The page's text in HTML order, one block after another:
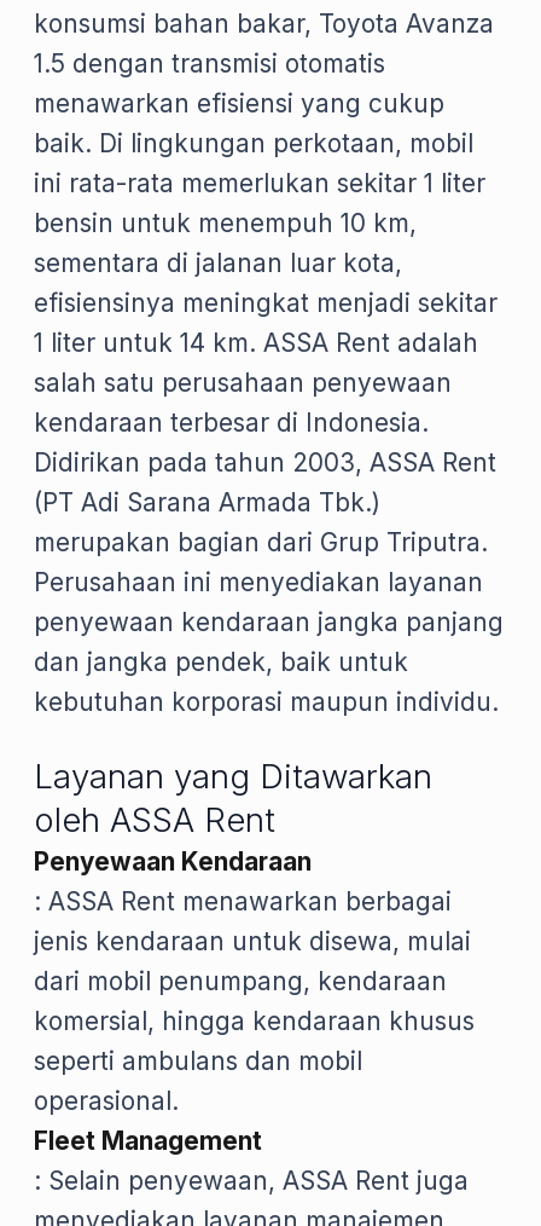
konsumsi bahan bakar, Toyota Avanza
1.5 dengan transmisi otomatis
menawarkan efisiensi yang cukup
baik. Di lingkungan perkotaan, mobil
ini rata-rata memerlukan sekitar 1 liter
bensin untuk menempuh 10 km,
sementara di jalanan luar kota,
efisiensinya meningkat menjadi sekitar
1 liter untuk 14 km. ASSA Rent adalah
salah satu perusahaan penyewaan
kendaraan terbesar di Indonesia.
Didirikan pada tahun 2003, ASSA Rent
(PT Adi Sarana Armada Tbk.)
merupakan bagian dari Grup Triputra.
Perusahaan ini menyediakan layanan
penyewaan kendaraan jangka panjang
dan jangka pendek, baik untuk
kebutuhan korporasi maupun individu.
Layanan yang Ditawarkan
oleh ASSA Rent
Penyewaan Kendaraan
: ASSA Rent menawarkan berbagai
jenis kendaraan untuk disewa, mulai
dari mobil penumpang, kendaraan
komersial, hingga kendaraan khusus
seperti ambulans dan mobil
operasional.
Fleet Management
: Selain penyewaan, ASSA Rent juga